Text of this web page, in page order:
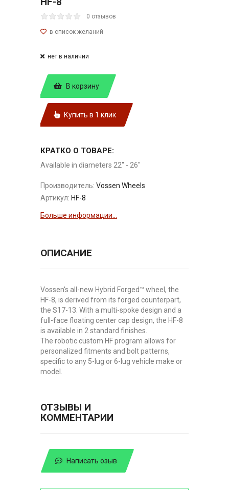
0 отзывов
нет в наличии
В корзину
Купить в 1 клик
КРАТКО О ТОВАРЕ:
Available in diameters 22" - 26"
Производитель: Vossen Wheels
Артикул: HF-8
Больше информации...
ОПИСАНИЕ
Vossen's all-new Hybrid Forged™ wheel, the
HF-8, is derived from its forged counterpart,
the S17-13. With a multi-spoke design and a
full-face floating center cap design, the HF-8
is available in 2 standard finishes.
The robotic custom HF program allows for
personalized fitments and bolt patterns,
specific to any 5-lug or 6-lug vehicle make or
model.
ОТЗЫВЫ И
КОММЕНТАРИИ
Написать озыв